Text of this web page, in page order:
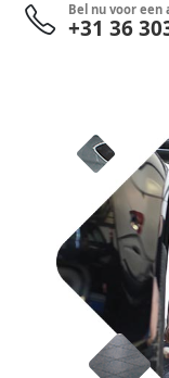
Bel nu voor een
‎+31 36